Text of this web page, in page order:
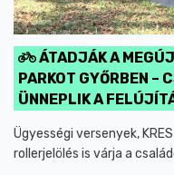
ÁTADJÁK A
PARKOT GYŐRBEN –
ÜNNEPLIK A
Ügyességi versenyek,
rollerjelölés is várja a